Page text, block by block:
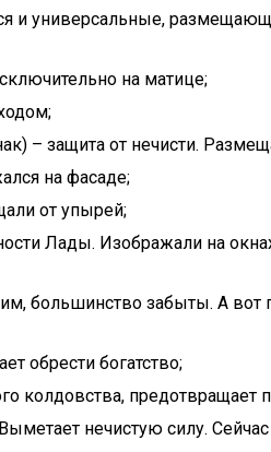
и универсальные,
на матице;
– защита от нечисти.
на фасаде;
от упырей;
Лады. Изображали на
большинство забыты. А вот
обрести богатство;
колдовства,
нечистую силу.